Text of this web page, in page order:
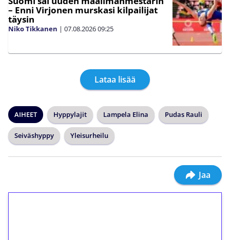
– Enni Virjonen murskasi kilpailijat
täysin
Niko Tikkanen | 07.08.202609:25
Lataa lisää
AIHEET Hyppylajit Lampela Elina Pudas Rauli
Seiväshyppy Yleisurheilu
Jaa